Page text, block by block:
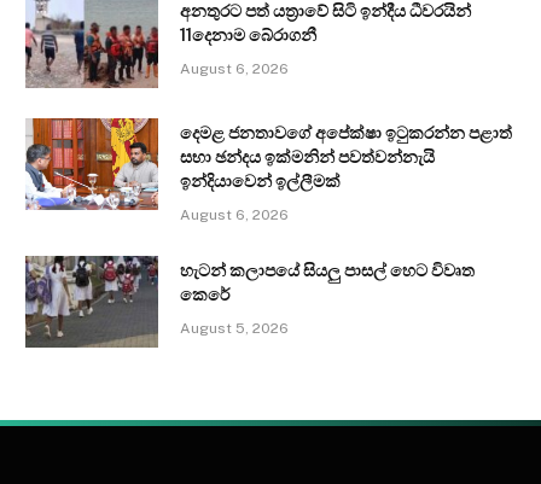
අනතුරට පත් යත්‍රාවේ සිටි ඉන්දීය ධීවරයින්
11දෙනාම බේරාගනී
August 6, 2026
දෙමළ ජනතාවගේ අපේක්ෂා ඉටුකරන්න පළාත්
සභා ඡන්දය ඉක්මනින් පවත්වන්නැයි
ඉන්දියාවෙන් ඉල්ලීමක්
August 6, 2026
හැටන් කලාපයේ සියලු පාසල් හෙට විවෘත
කෙරේ
August 5, 2026